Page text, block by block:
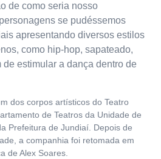
de como seria nosso
se pudéssemos
apresentando diversos estilos
como hip-hop, sapateado,
estimular a dança dentro de
dos corpos artísticos do Teatro
de Teatros da Unidade de
Prefeitura de Jundiaí. Depois de
a companhia foi retomada em
de Alex Soares.